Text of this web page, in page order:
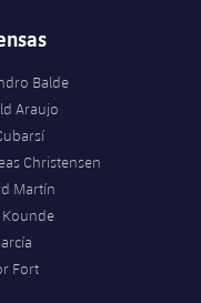
Balde
Araujo
Christensen
Martín
Kounde
Fort